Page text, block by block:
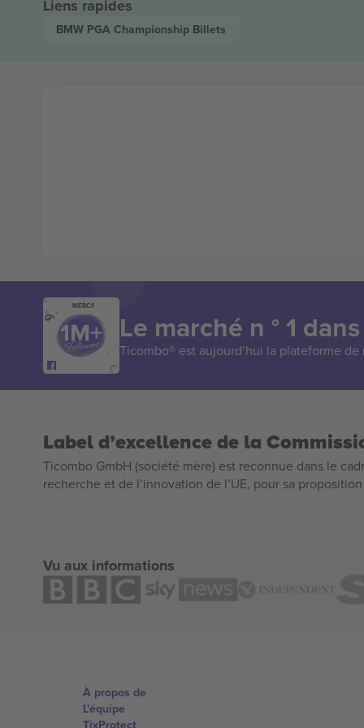
Liens rapides
BMW PGA Championship Billets
MERCI!
Le marché n ° 1
Ticombo® est aujourd’hui la plateforme
Label d’excellence de la
Ticombo GmbH (société mère) est reconnue dans le
recherche et de l’innovation de l’UE, pour sa
Vu aux informations
À propos de
L'équipe
TixProtect